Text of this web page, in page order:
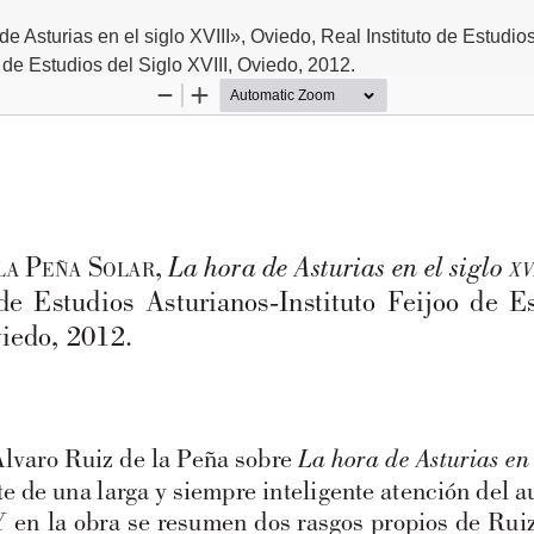
Asturias en el siglo XVIII», Oviedo, Real Instituto de
Estudios del Siglo XVIII, Oviedo, 2012.